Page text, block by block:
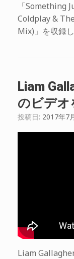
「Something
Coldplay &
Mix)」を収録し
Liam
のビデオ
投稿日: 2017年7
Liam